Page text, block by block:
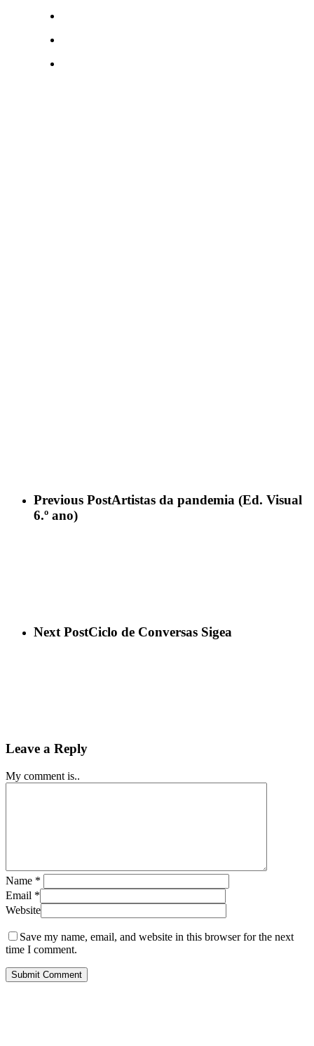
Previous PostArtistas da pandemia (Ed. Visual
6.º ano)
Next PostCiclo de Conversas Sigea
Leave a Reply
My comment is..
Name *
Email *
Website
Save my name, email, and website in this browser for the next
time I comment.